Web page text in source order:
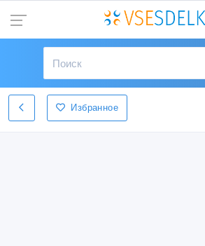
Избранное